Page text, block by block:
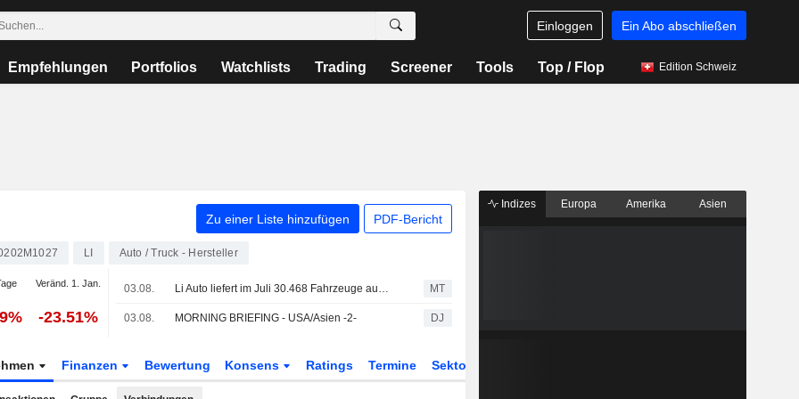
Einloggen Ein Abo abschließen
Empfehlungen Portfolios Watchlists Trading Screener Tools Top / Flop Edition Schweiz
Zu einer Liste hinzufügen PDF-Bericht
LI Auto / Truck - Hersteller
Veränd. 1. Jan.
-23.51%
03.08. Li Auto liefert im Juli 30.468 Fahrzeuge aus; Aktie vorbörslich schwächer MT
03.08. MORNING BRIEFING - USA/Asien -2- DJ
Finanzen Bewertung Konsens Ratings Termine Sektor
Indizes Europa Amerika Asien